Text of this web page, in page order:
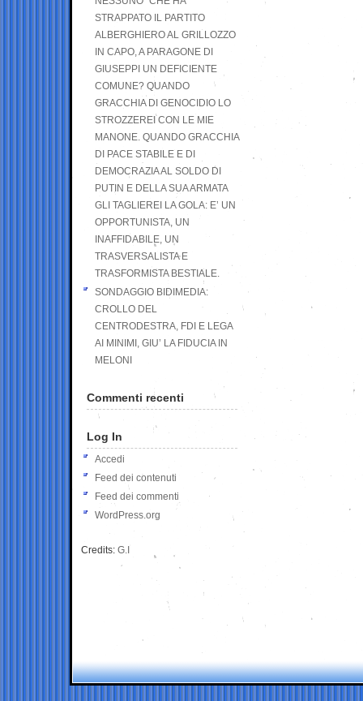
STRAPPATO IL PARTITO
ALBERGHIERO AL GRILLOZZO
IN CAPO, A PARAGONE DI
GIUSEPPI UN DEFICIENTE
COMUNE? QUANDO
GRACCHIA DI GENOCIDIO LO
STROZZEREI CON LE MIE
MANONE. QUANDO GRACCHIA
DI PACE STABILE E DI
DEMOCRAZIA AL SOLDO DI
PUTIN E DELLA SUA ARMATA
GLI TAGLIEREI LA GOLA: E’ UN
OPPORTUNISTA, UN
INAFFIDABILE, UN
TRASVERSALISTA E
TRASFORMISTA BESTIALE.
SONDAGGIO BIDIMEDIA:
CROLLO DEL
CENTRODESTRA, FDI E LEGA
AI MINIMI, GIU’ LA FIDUCIA IN
MELONI
Commenti recenti
Log In
Accedi
Feed dei contenuti
Feed dei commenti
WordPress.org
Credits: G.I